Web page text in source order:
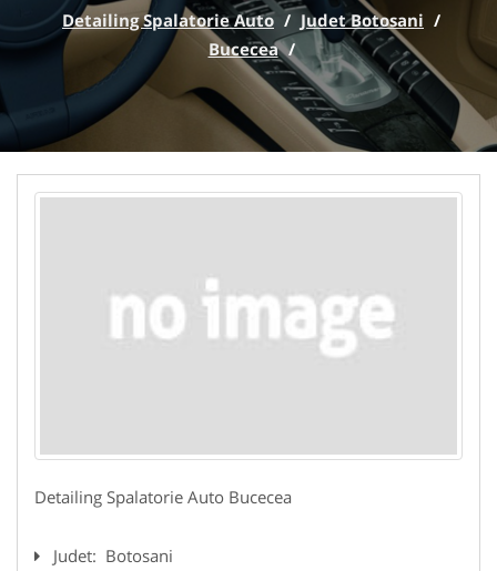
Detailing Spalatorie Auto / Judet Botosani /
Bucecea /
Detailing Spalatorie Auto Bucecea
Judet: Botosani